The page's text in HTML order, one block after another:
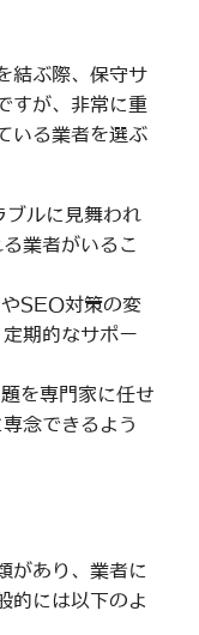
結ぶ際、保守サ
すが、非常に重
いる業者を選ぶ
ルに見舞われ
業者がいるこ
SEO対策の変
期的なサポー
を専門家に任せ
念できるよう
があり、業者に
的には以下のよ